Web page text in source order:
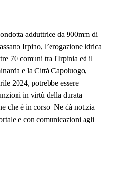
adduttrice da 900mm di
Irpino, l’erogazione idrica
70 comuni tra l'Irpinia ed il
e la Città Capoluogo,
2024, potrebbe essere
in virtù della durata
che è in corso. Ne dà notizia
e con comunicazioni agli